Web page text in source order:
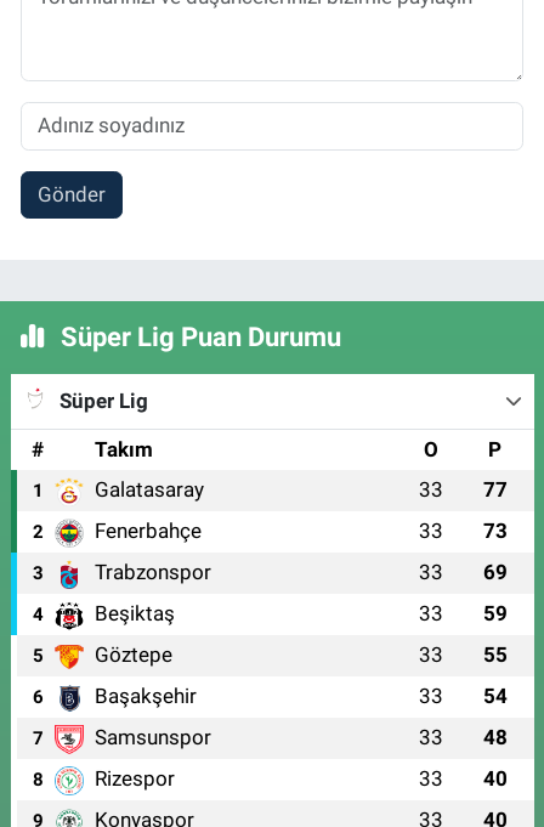
Gönder
Süper Lig Puan Durumu
Süper Lig
#
Takım O P
1 Galatasaray 33 77
2 Fenerbahçe 33 73
3 Trabzonspor 33 69
4 Beşiktaş 33 59
5 Göztepe 33 55
6 Başakşehir 33 54
7 Samsunspor 33 48
8 Rizespor 33 40
9 Konyaspor 33 40